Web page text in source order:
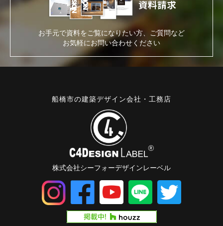
お手元で資料をご覧になりたい方、ご質問など
お気軽にお問い合わせください
船橋市の建築デザイン会社・工務店
株式会社シーフォーデザインレーベル